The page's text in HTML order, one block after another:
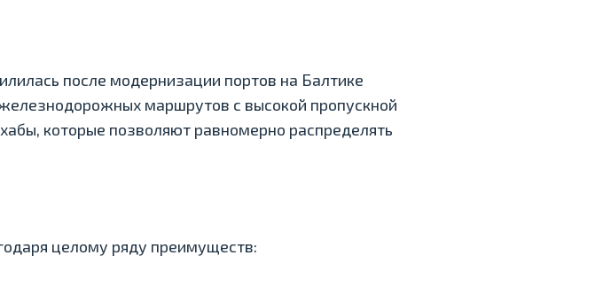
после модернизации портов на Балтике
маршрутов с высокой пропускной
которые позволяют равномерно распределять
целому ряду преимуществ: